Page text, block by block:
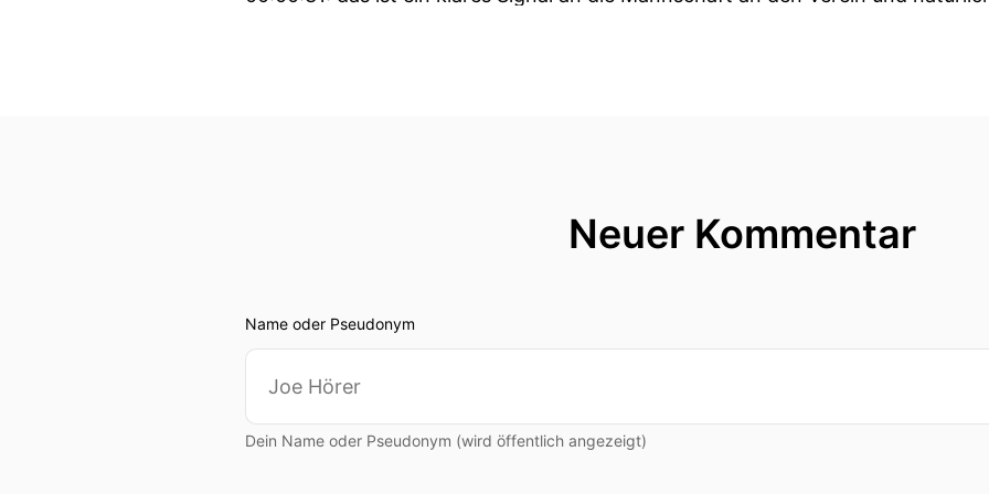
00:01:02: Ich freue mich, dass du da bist.
00:01:04: Hi!
Neuer Kommentar
Name oder Pseudonym
Dein Name oder Pseudonym (wird öffentlich angezeigt)